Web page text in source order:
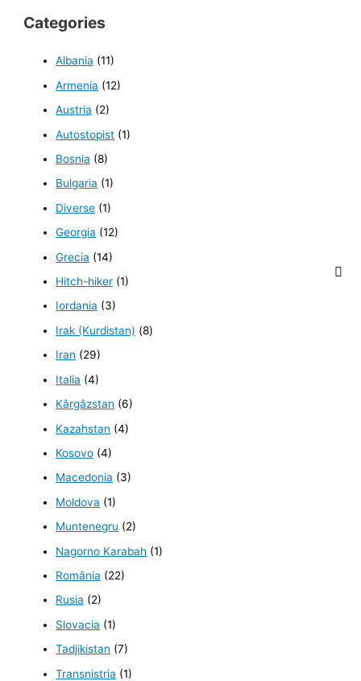
Categories
Albania (11)
Armenia (12)
Austria (2)
Autostopist (1)
Bosnia (8)
Bulgaria (1)
Diverse (1)
Georgia (12)
Grecia (14)
Hitch-hiker (1)
Iordania (3)
Irak (Kurdistan) (8)
Iran (29)
Italia (4)
Kârgâzstan (6)
Kazahstan (4)
Kosovo (4)
Macedonia (3)
Moldova (1)
Muntenegru (2)
Nagorno Karabah (1)
România (22)
Rusia (2)
Slovacia (1)
Tadjikistan (7)
Transnistria (1)